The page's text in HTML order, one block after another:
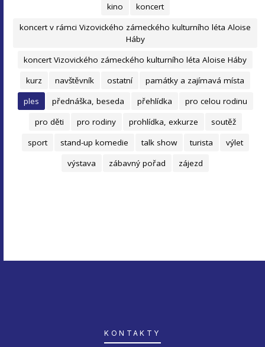
kino
koncert
koncert v rámci Vizovického zámeckého kulturního léta Aloise
Háby
koncert Vizovického zámeckého kulturního léta Aloise Háby
kurz
navštěvník ostatní
památky a zajímavá místa
ples
přednáška, beseda přehlídka
pro celou rodinu
pro děti
pro rodiny prohlídka, exkurze
soutěž
sport
stand-up komedie talk show turista
výlet
výstava
zábavný pořad zájezd
KONTAKTY